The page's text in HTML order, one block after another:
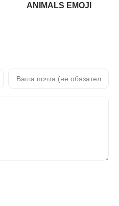
ANIMALS EMOJI